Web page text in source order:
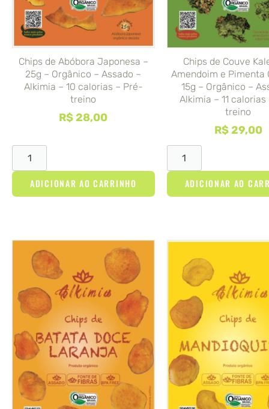
Chips de Abóbora Japonesa –
25g – Orgânico – Assado –
Alkimia – 10 calorias – Pré-
treino
R$28,00
ADICIONAR AO CARRINHO
Chips de Couve
Amendoim e Pimenta
15g – Orgânico –
Alkimia – 11
treino
R$29,00
ADICIONAR AO